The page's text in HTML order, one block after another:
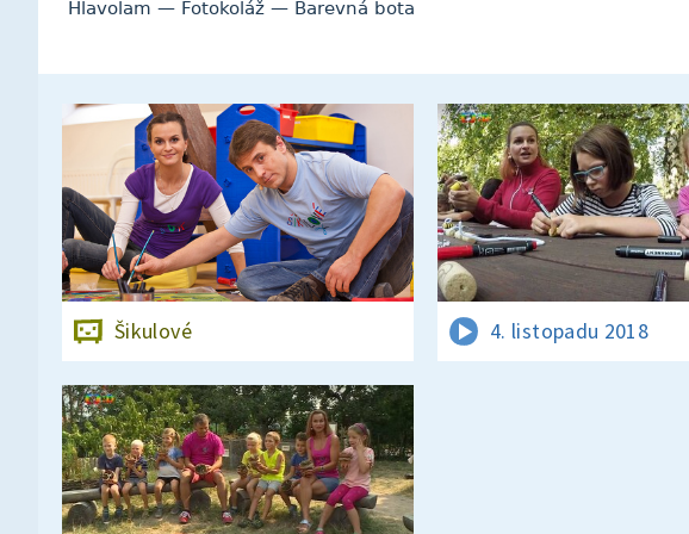
Hlavolam — Fotokoláž — Barevná bota
Šikulové 4. listopadu 2018